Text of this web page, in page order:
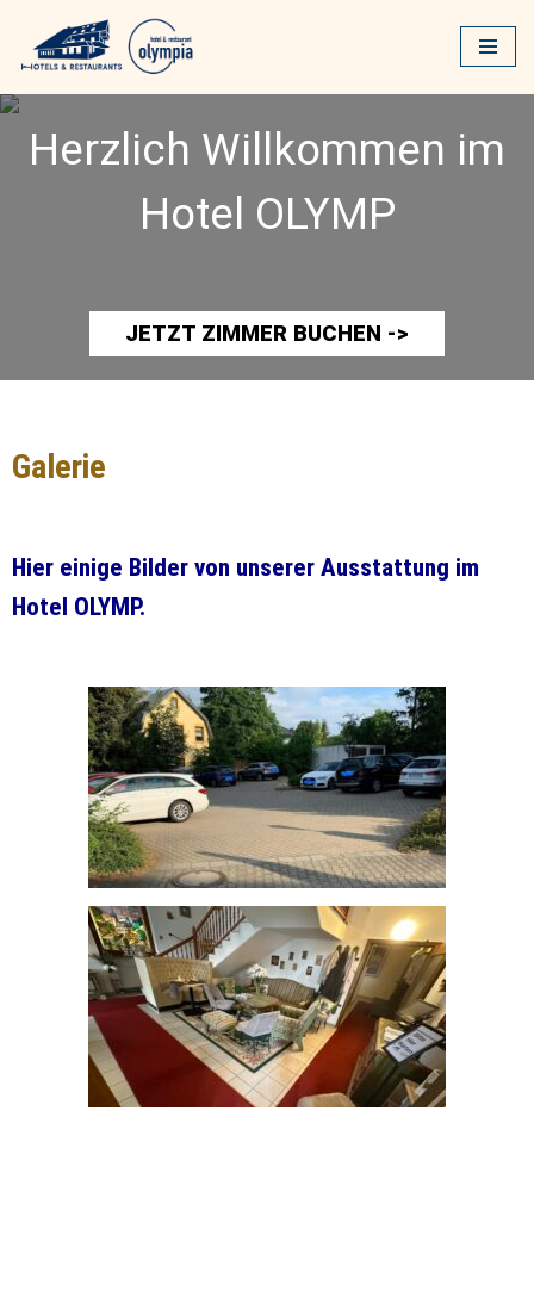
Zum
Inhalt
Herzlich Willkommen im
Hotel OLYMP
JETZT ZIMMER BUCHEN ->
Galerie
Hier einige Bilder von unserer Ausstattung im
Hotel OLYMP.